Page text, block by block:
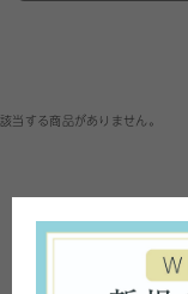
該当する商品がありません。